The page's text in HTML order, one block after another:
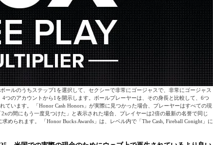
ールのうちステップ1を選択して、セクシーで非常にゴージャスで、非常にゴージャス
つのアカウントから1を開示します。ボールプレーヤーは、その身長と比較して、6つ
ています。 「Honor Cash Honors」が実際に見つかった場合、プレーヤーはすべての現
の間にもう一度見つけた」と表示された場合、プレイヤーは2倍の最新の名誉で同じ
められます。 「Honor Bucks Awards」は、レベル内で「The Cash, Fireball Conight」に